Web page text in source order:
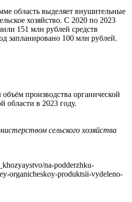
область выделяет внушительные
хозяйство. С 2020 по 2023
151 млн рублей средств
запланировано 100 млн рублей.
объём производства органической
области в 2023 году.
сельского хозяйства
na-podderzhku-
organicheskoy-produktsii-vydeleno-